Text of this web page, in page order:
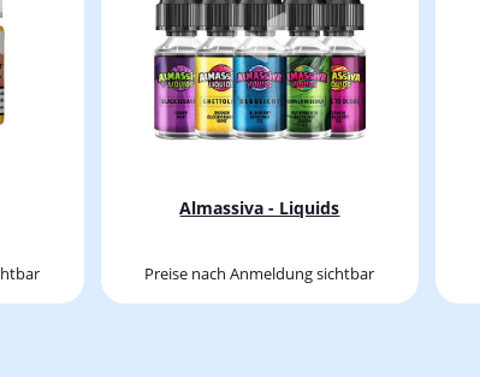
Almassiva - Liquids
Preise nach Anmeldung sichtbar